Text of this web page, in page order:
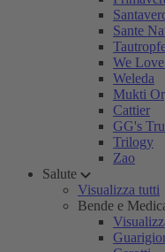
Sante
We
Weleda
Mukti
Cattier
GG's
Trilogy
Zao
Salute
Visualizza tutti
Bende e